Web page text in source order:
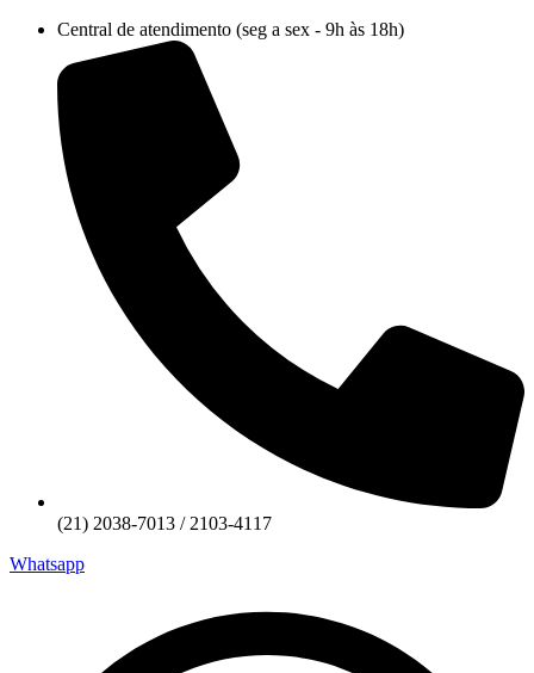
conteúdo
Central de atendimento (seg a sex - 9h às 18h)
(21) 2038-7013 / 2103-4117
Whatsapp